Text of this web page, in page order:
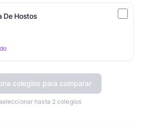
De Hostos
colegios para comparar
hasta 2 colegios